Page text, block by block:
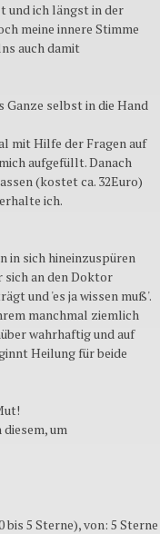
und ich längst in der
meine innere Stimme
auch damit
Ganze selbst in die Hand
mit Hilfe der Fragen auf
aufgefüllt. Danach
(kostet ca. 32Euro)
ich.
in sich hineinzuspüren
sich an den Doktor
und 'es ja wissen muß'.
manchmal ziemlich
wahrhaftig und auf
Heilung für beide
um
bis 5 Sterne), von: 5 Sterne